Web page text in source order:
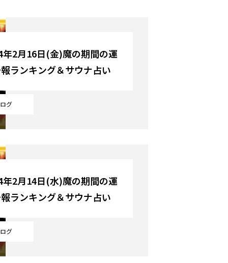
グ
年2月16日(金)魔の期間の運
ランキング＆サウナ占い
グ
年2月14日(水)魔の期間の運
ランキング＆サウナ占い